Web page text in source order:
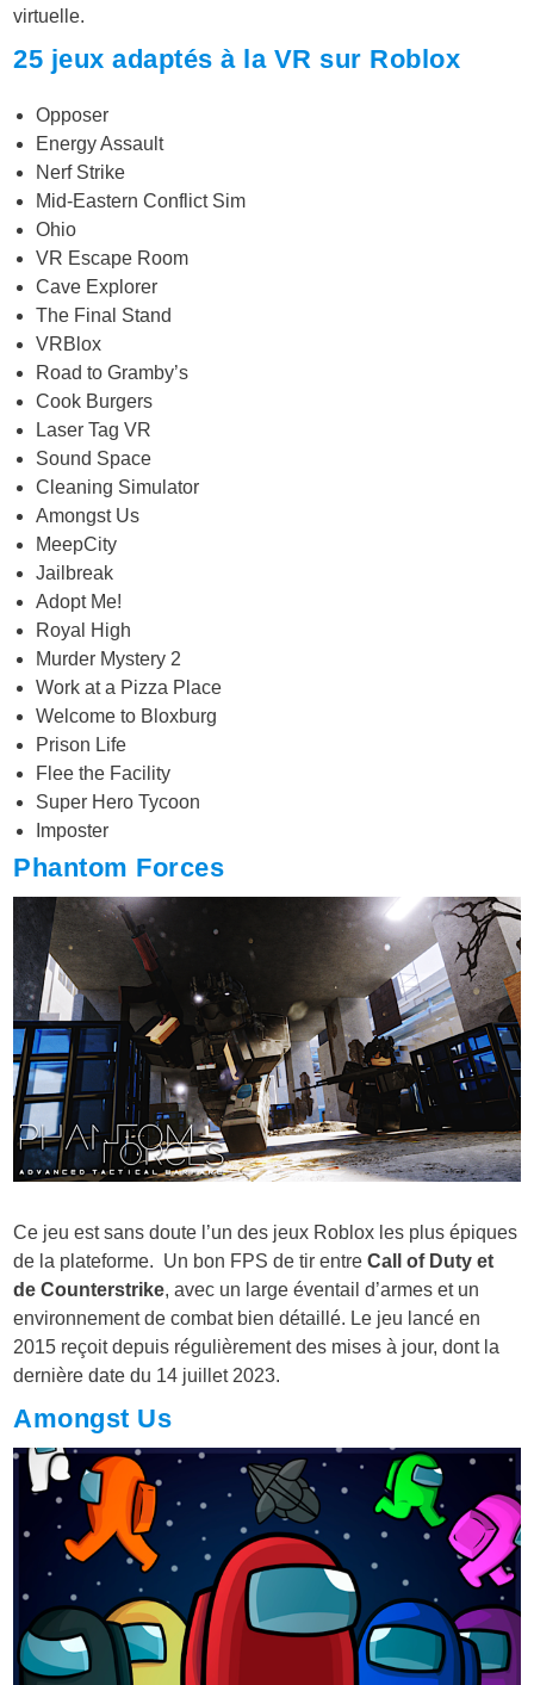
virtuelle.
25 jeux adaptés à la VR sur Roblox
Opposer
Energy Assault
Nerf Strike
Mid-Eastern Conflict Sim
Ohio
VR Escape Room
Cave Explorer
The Final Stand
VRBlox
Road to Gramby’s
Cook Burgers
Laser Tag VR
Sound Space
Cleaning Simulator
Amongst Us
MeepCity
Jailbreak
Adopt Me!
Royal High
Murder Mystery 2
Work at a Pizza Place
Welcome to Bloxburg
Prison Life
Flee the Facility
Super Hero Tycoon
Imposter
Phantom Forces
Ce jeu est sans doute l’un des jeux Roblox les plus épiques
de la plateforme. Un bon FPS de tir entre Call of Duty et
de Counterstrike, avec un large éventail d’armes et un
environnement de combat bien détaillé. Le jeu lancé en
2015 reçoit depuis régulièrement des mises à jour, dont la
dernière date du 14 juillet 2023.
Amongst Us